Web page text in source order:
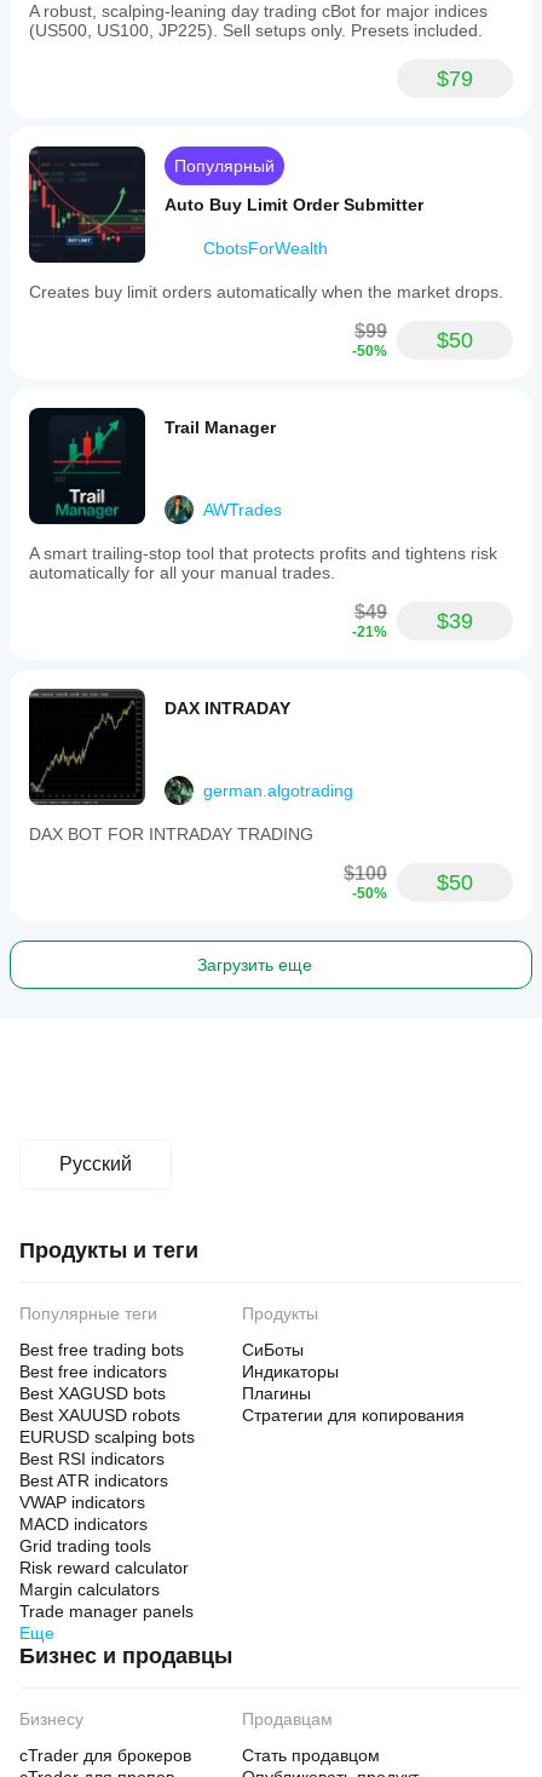
A robust, scalping-leaning day trading cBot for major indices
(US500, US100, JP225). Sell setups only. Presets included.
$79
Популярный
Auto Buy Limit Order Submitter
CbotsForWealth
Creates buy limit orders automatically when the market drops.
$99
-50% $50
Trail Manager
AWTrades
A smart trailing-stop tool that protects profits and tightens risk
automatically for all your manual trades.
$49
-21% $39
DAX INTRADAY
german.algotrading
DAX BOT FOR INTRADAY TRADING
$100
-50% $50
Загрузить еще
Русский
Продукты и теги
Популярные теги
Best free trading bots
Best free indicators
Best XAGUSD bots
Best XAUUSD robots
EURUSD scalping bots
Best RSI indicators
Best ATR indicators
VWAP indicators
MACD indicators
Grid trading tools
Risk reward calculator
Margin calculators
Trade manager panels
Еще
Продукты
СиБоты
Индикаторы
Плагины
Стратегии для копирования
Бизнес и продавцы
Бизнесу
cTrader для брокеров
Продавцам
Стать продавцом